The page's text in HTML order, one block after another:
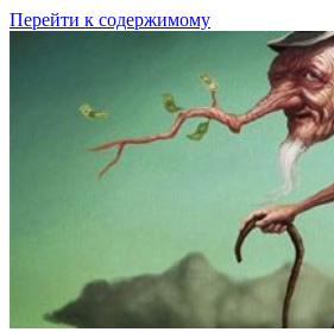
Перейти к содержимому